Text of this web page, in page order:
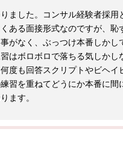
ました。コンサル経験者採用
ある面接形式なのですが、恥
がなく、ぶっつけ本番しかし
はボロボロで落ちる気しかし
度も回答スクリプトやビヘイ
習を重ねてどうにか本番に間
ます。